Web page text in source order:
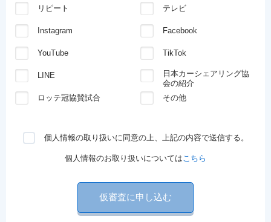
リピート テレビ
Instagram Facebook
YouTube TikTok
LINE
日本カーシェアリング協
会の紹介
ロッテ冠協賛試合
その他
個人情報の取り扱いに同意の上、上記の内容で送信する。
個人情報のお取り扱いについてはこちら
仮審査に申し込む